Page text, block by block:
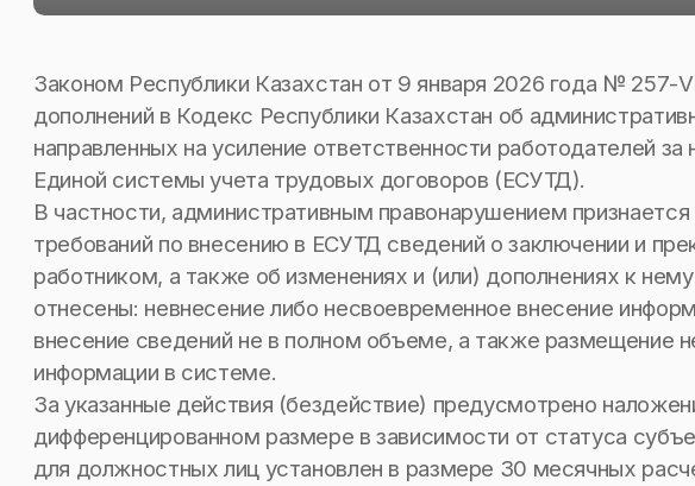
Законом Республики Казахстан от 9 января 2026 года № 257-
дополнений в Кодекс Республики Казахстан об
направленных на усиление ответственности работодателей
Единой системы учета трудовых договоров (ЕСУТД).
В частности, административным правонарушением
требований по внесению в ЕСУТД сведений о заключении и
работником, а также об изменениях и (или) дополнениях к
отнесены: невнесение либо несвоевременное внесение
внесение сведений не в полном объеме, а также размещение
информации в системе.
За указанные действия (бездействие) предусмотрено
дифференцированном размере в зависимости от статуса
для должностных лиц установлен в размере 30 месячных